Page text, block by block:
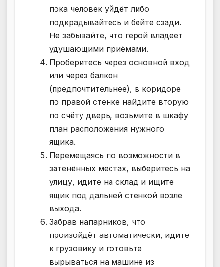
пока человек уйдёт либо
подкрадывайтесь и бейте сзади.
Не забывайте, что герой владеет
удушающими приёмами.
Проберитесь через основной вход
или через балкон
(предпочтительнее), в коридоре
по правой стенке найдите вторую
по счёту дверь, возьмите в шкафу
план расположения нужного
ящика.
Перемещаясь по возможности в
затенённых местах, выберитесь на
улицу, идите на склад и ищите
ящик под дальней стенкой возле
выхода.
Забрав напарников, что
произойдёт автоматически, идите
к грузовику и готовьте
вырываться на машине из